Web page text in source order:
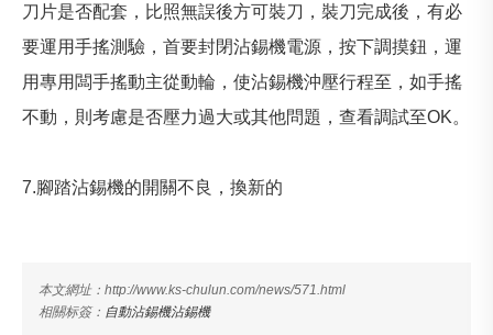
刀片是否配套，比照無誤後方可裝刀，裝刀完成後，有必
要運用手搖測驗，首要封閉沾錫機電源，按下調摸鈕，運
用專用闆手搖動主從動輪，使沾錫機沖壓行程至，如手搖
不動，則考慮是否壓力過大或其他問題，查看調試至OK。
7.腳踏沾錫機的開關不良，換新的
本文網址：http://www.ks-chulun.com/news/571.html
相關标簽： 自動沾錫機沾錫機